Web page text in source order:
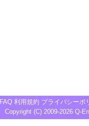
FAQ 利用規約 プライバシーポ
Copyright (C) 2009-2026 Q-